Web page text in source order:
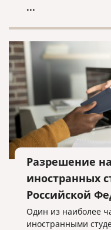
перевода, но и
...
Разрешение
иностранных
Российской
Один из наиболее
иностранными